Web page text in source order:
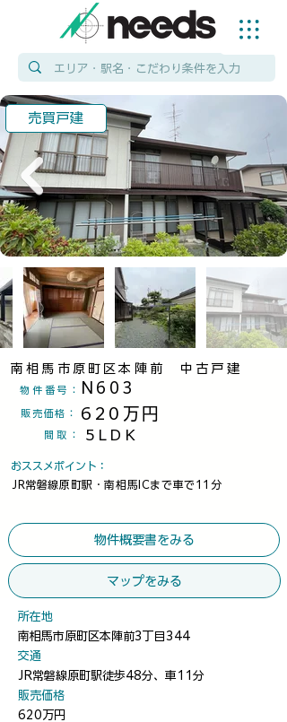
売買戸建
南相馬市原町区本陣前 中古戸建
​販売価格： 620万円
間取 ： 5LDK
物件番号 ： N603
​おススメポイント：
JR常磐線原町駅・南相馬ICまで車で11分
物件概要書をみる
マップをみる
​所在地
南相馬市原町区本陣前3丁目344
​交通
JR常磐線原町駅徒歩48分、車11分
​販売価格
620万円